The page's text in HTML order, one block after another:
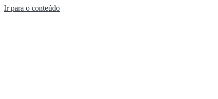
Ir para o conteúdo